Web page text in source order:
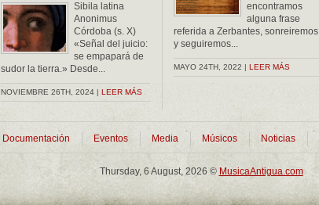
Sibila latina
Anonimus
Córdoba (s. X)
«Señal del juicio:
se empapará de
sudor la tierra.» Desde...
NOVIEMBRE 26TH, 2024 | LEER MÁS
encontramos
alguna frase
referida a Zerbantes, sonreiremos
y seguiremos...
MAYO 24TH, 2022 | LEER MÁS
Documentación Eventos Media Músicos Noticias
Thursday, 6 August, 2026 © MusicaAntigua.com